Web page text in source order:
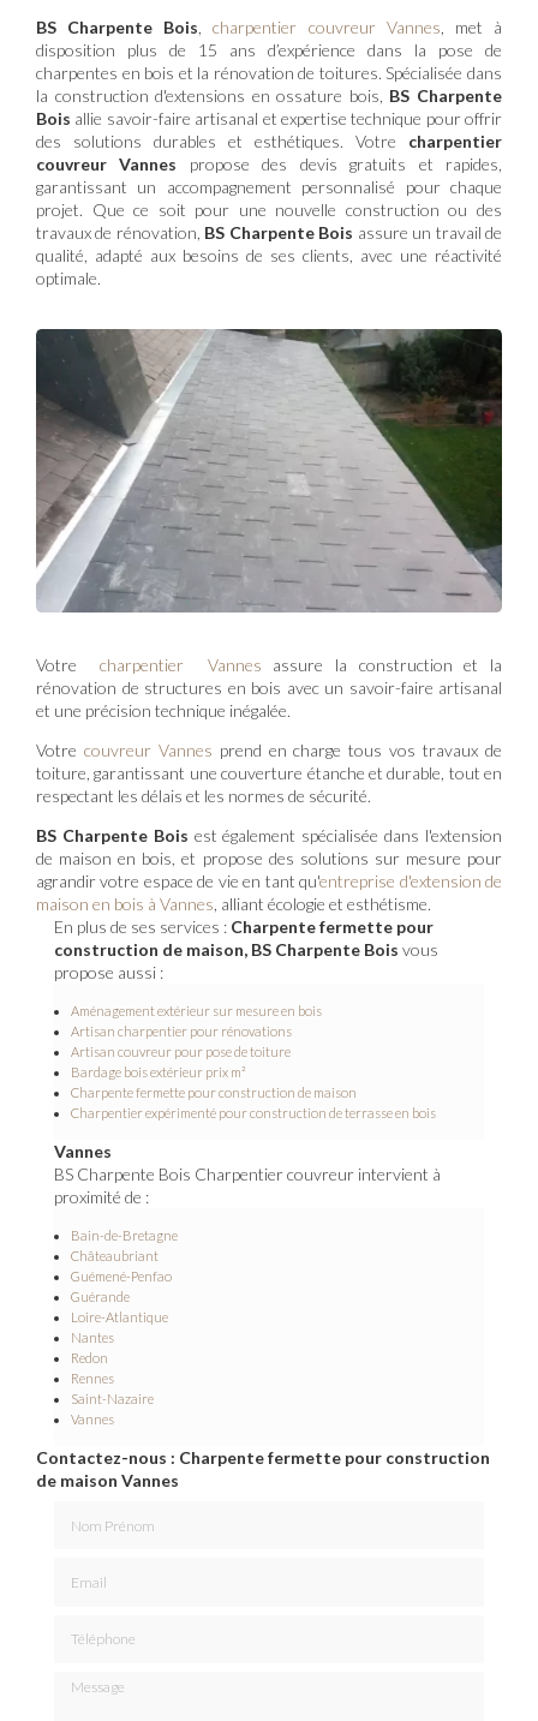
BS Charpente Bois ,charpentier couvreur Vannes , met à
disposition plus de 15 ans d’expérience dans la pose de
charpentes en bois et la rénovation de toitures. Spécialisée dans
la construction d'extensions en ossature bois, BS Charpente
Bois allie savoir-faire artisanal et expertise technique pour offrir
des solutions durables et esthétiques. Votre charpentier
couvreur Vannes propose des devis gratuits et rapides,
garantissant un accompagnement personnalisé pour chaque
projet. Que ce soit pour une nouvelle construction ou des
travaux de rénovation, BS Charpente Bois assure un travail de
qualité, adapté aux besoins de ses clients, avec une réactivité
optimale.
Votre charpentier Vannes assure la construction et la
rénovation de structures en bois avec un savoir-faire artisanal
et une précision technique inégalée.
Votre couvreur Vannes prend en charge tous vos travaux de
toiture, garantissant une couverture étanche et durable, tout en
respectant les délais et les normes de sécurité.
BS Charpente Bois est également spécialisée dans l'extension
de maison en bois, et propose des solutions sur mesure pour
agrandir votre espace de vie en tant qu'entreprise d'extension de
maison en bois à Vannes , alliant écologie et esthétisme.
En plus de ses services : Charpente fermette pour
construction de maison, BS Charpente Bois vous
propose aussi :
Aménagement extérieur sur mesure en bois
Artisan charpentier pour rénovations
Artisan couvreur pour pose de toiture
Bardage bois extérieur prix m²
Charpente fermette pour construction de maison
Charpentier expérimenté pour construction de terrasse en bois
Vannes
BS Charpente Bois Charpentier couvreur intervient à
proximité de :
Bain-de-Bretagne
Châteaubriant
Guémené-Penfao
Guérande
Loire-Atlantique
Nantes
Redon
Rennes
Saint-Nazaire
Vannes
Contactez-nous : Charpente fermette pour construction
de maison Vannes
Message